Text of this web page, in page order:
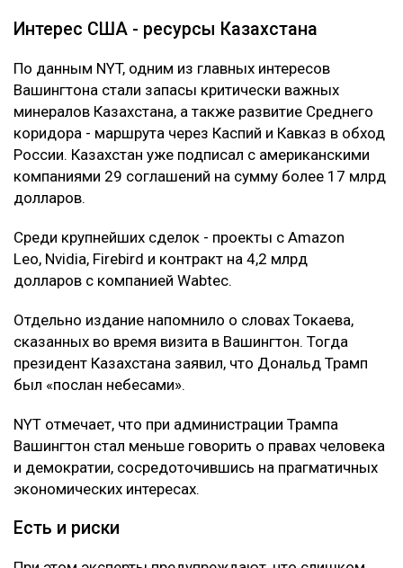
Интерес США - ресурсы Казахстана
По данным NYT, одним из главных интересов
Вашингтона стали запасы критически важных
минералов Казахстана, а также развитие Среднего
коридора - маршрута через Каспий и Кавказ в обход
России. Казахстан уже подписал с американскими
компаниями 29 соглашений на сумму более 17 млрд
долларов.
Среди крупнейших сделок - проекты с Amazon
Leo, Nvidia, Firebird и контракт на 4,2 млрд
долларов с компанией Wabtec.
Отдельно издание напомнило о словах Токаева,
сказанных во время визита в Вашингтон. Тогда
президент Казахстана заявил, что Дональд Трамп
был «послан небесами».
NYT отмечает, что при администрации Трампа
Вашингтон стал меньше говорить о правах человека
и демократии, сосредоточившись на прагматичных
экономических интересах.
Есть и риски